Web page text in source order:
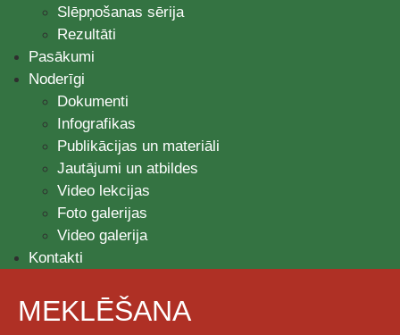
Slēpņošanas sērija
Rezultāti
Pasākumi
Noderīgi
Dokumenti
Infografikas
Publikācijas un materiāli
Jautājumi un atbildes
Video lekcijas
Foto galerijas
Video galerija
Kontakti
MEKLĒŠANA